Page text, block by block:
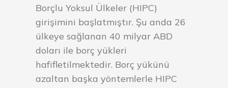
Borçlu Yoksul Ülkeler (HIPC)
girişimini başlatmıştır. Şu anda 26
ülkeye sağlanan 40 milyar ABD
doları ile borç yükleri
hafifletilmektedir. Borç yükünü
azaltan başka yöntemlerle HIPC